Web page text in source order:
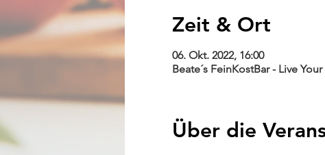
Zeit & Ort
06. Okt. 2022, 16:00
Beate´s FeinKostBar - Live
Über die